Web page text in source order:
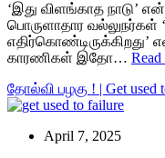
‘இது விளங்காத நாடு’
பொருளாதார வல்லுநர்கள்
எதிர்கொண்டிருக்கிறது’
காரணிகள் இதோ…
தோல்வி பழகு ! | Get used
April 7, 2025